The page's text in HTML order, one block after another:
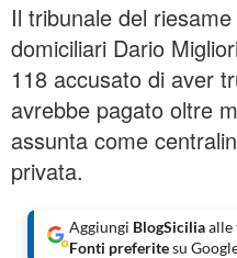
Il tribunale del
domiciliari Dario
118 accusato di aver
avrebbe pagato oltre
assunta come
privata.
Aggiungi BlogSiciliaalle
Fonti preferitesu